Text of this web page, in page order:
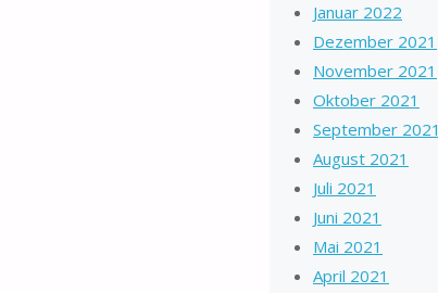
Januar 2022
Dezember 2021
November 2021
Oktober 2021
September 2021
August 2021
Juli 2021
Juni 2021
Mai 2021
April 2021